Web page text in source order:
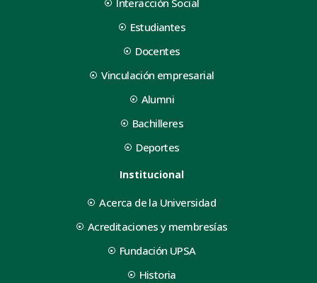
Interacción Social
Estudiantes
Docentes
Vinculación empresarial
Alumni
Bachilleres
Deportes
Institucional
Acerca de la Universidad
Acreditaciones y membresías
Fundación UPSA
Historia